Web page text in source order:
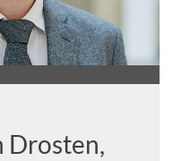
Drosten,